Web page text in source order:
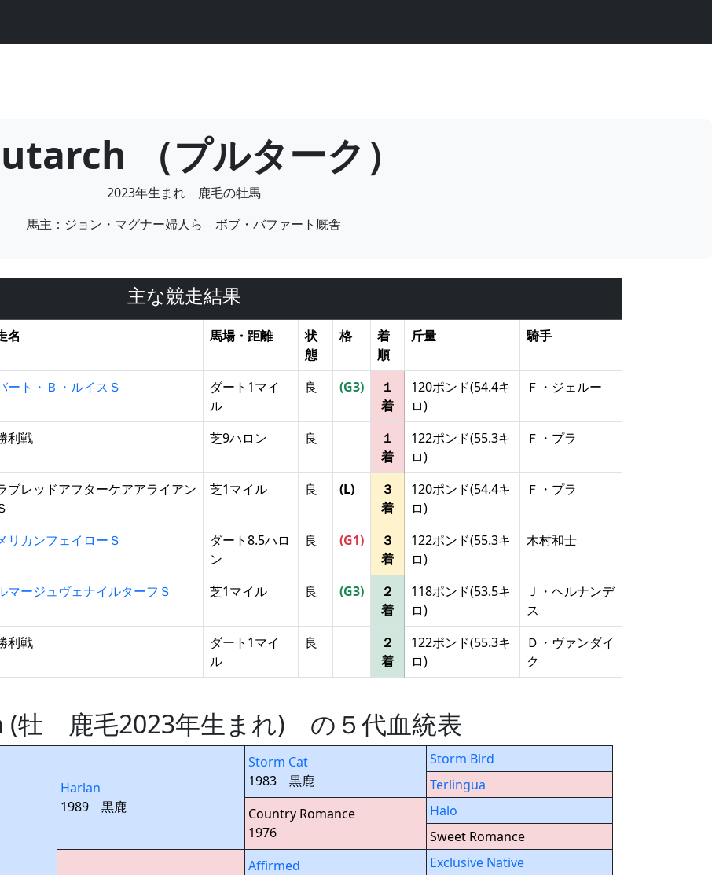
（プルターク）
2023年生まれ 鹿毛の牡馬
馬主：ジョン・マグナー婦人ら ボブ・バファート厩舎
主な競走結果
名 馬場・距離
状
態
格
着
順
斤量 騎手
ート・Ｂ・ルイスＳ
ダート1マイ
ル
良 (G3)
１
着
120ポンド(54.4キ
ロ)
Ｆ・ジェルー
利戦 芝9ハロン 良
１
着
122ポンド(55.3キ
ロ)
Ｆ・プラ
ブレッドアフターケアアライアン
芝1マイル 良 (L)
３
着
120ポンド(54.4キ
ロ)
Ｆ・プラ
リカンフェイローＳ
ダート8.5ハロ
ン
良 (G1)
３
着
122ポンド(55.3キ
ロ)
木村和士
マージュヴェナイルターフＳ 芝1マイル 良 (G3)
２
着
118ポンド(53.5キ
ロ)
Ｊ・ヘルナンデ
ス
利戦
ダート1マイ
ル
良
２
着
122ポンド(55.3キ
ロ)
Ｄ・ヴァンダイ
ク
(牡 鹿毛2023年生まれ) の５代血統表
Harlan
1989 黒鹿
Storm Cat
1983 黒鹿
Storm Bird
Terlingua
Country Romance
1976
Halo
Sweet Romance
Affirmed
Exclusive Native